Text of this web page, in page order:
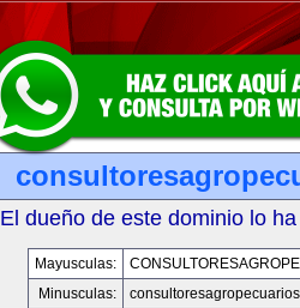
El dueño de este dominio lo
Mayusculas:
Minusculas: